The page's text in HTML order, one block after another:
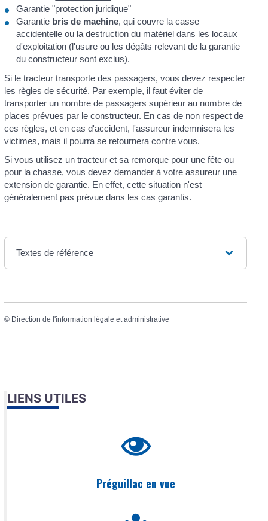
Garantie "protection juridique"
Garantie bris de machine, qui couvre la casse
accidentelle ou la destruction du matériel dans les locaux
d'exploitation (l'usure ou les dégâts relevant de la garantie
du constructeur sont exclus).
Si le tracteur transporte des passagers, vous devez respecter
les règles de sécurité. Par exemple, il faut éviter de
transporter un nombre de passagers supérieur au nombre de
places prévues par le constructeur. En cas de non respect de
ces règles, et en cas d'accident, l'assureur indemnisera les
victimes, mais il pourra se retournera contre vous.
Si vous utilisez un tracteur et sa remorque pour une fête ou
pour la chasse, vous devez demander à votre assureur une
extension de garantie. En effet, cette situation n'est
généralement pas prévue dans les cas garantis.
Textes de référence
© Direction de l'information légale et administrative
LIENS UTILES
Préguillac en vue